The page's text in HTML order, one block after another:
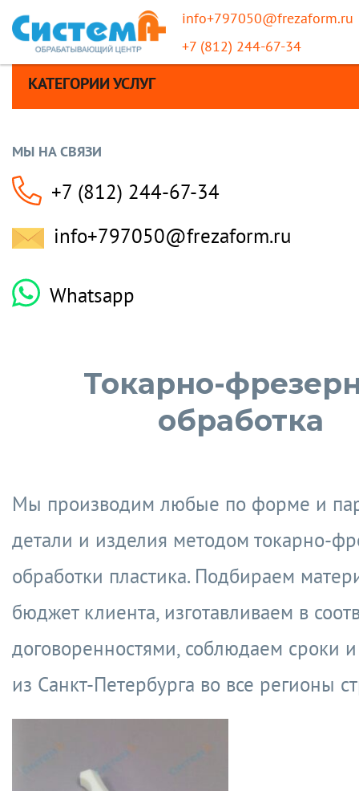
info+797050@frezaform.ru
+7 (812) 244-67-34
КАТЕГОРИИ УСЛУГ
МЫ НА СВЯЗИ
+7 (812) 244-67-34
info+797050@frezaform.ru
Whatsapp
Токарно-
обработка
Мы производим любые по форме и
детали и изделия методом токарно-
обработки пластика. Подбираем
бюджет клиента, изготавливаем в
договоренностями, соблюдаем сроки
из Санкт-Петербурга во все регионы